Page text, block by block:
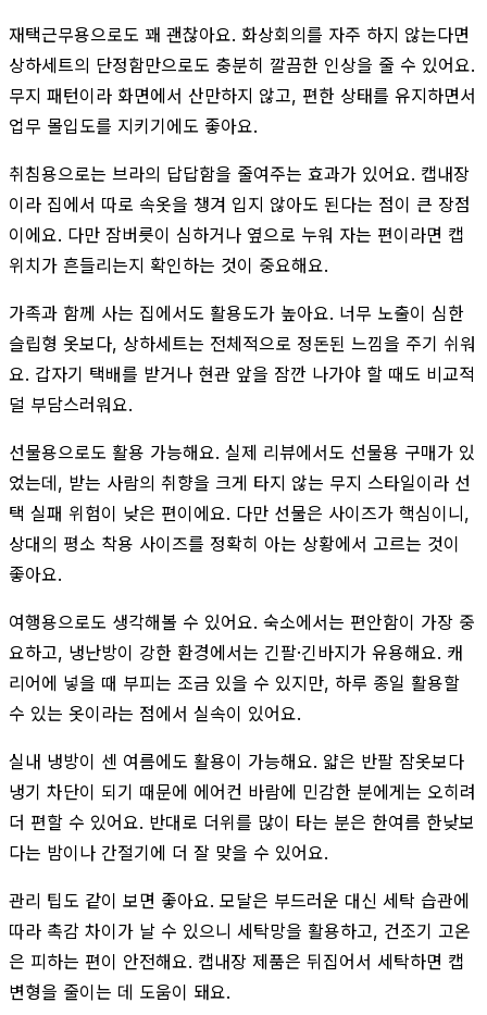
재택근무용으로도 꽤 괜찮아요. 화상회의를 자주 하지 않는다면
상하세트의 단정함만으로도 충분히 깔끔한 인상을 줄 수 있어요.
무지 패턴이라 화면에서 산만하지 않고, 편한 상태를 유지하면서
업무 몰입도를 지키기에도 좋아요.
취침용으로는 브라의 답답함을 줄여주는 효과가 있어요. 캡내장
이라 집에서 따로 속옷을 챙겨 입지 않아도 된다는 점이 큰 장점
이에요. 다만 잠버릇이 심하거나 옆으로 누워 자는 편이라면 캡
위치가 흔들리는지 확인하는 것이 중요해요.
가족과 함께 사는 집에서도 활용도가 높아요. 너무 노출이 심한
슬립형 옷보다, 상하세트는 전체적으로 정돈된 느낌을 주기 쉬워
요. 갑자기 택배를 받거나 현관 앞을 잠깐 나가야 할 때도 비교적
덜 부담스러워요.
선물용으로도 활용 가능해요. 실제 리뷰에서도 선물용 구매가 있
었는데, 받는 사람의 취향을 크게 타지 않는 무지 스타일이라 선
택 실패 위험이 낮은 편이에요. 다만 선물은 사이즈가 핵심이니,
상대의 평소 착용 사이즈를 정확히 아는 상황에서 고르는 것이
좋아요.
여행용으로도 생각해볼 수 있어요. 숙소에서는 편안함이 가장 중
요하고, 냉난방이 강한 환경에서는 긴팔·긴바지가 유용해요. 캐
리어에 넣을 때 부피는 조금 있을 수 있지만, 하루 종일 활용할
수 있는 옷이라는 점에서 실속이 있어요.
실내 냉방이 센 여름에도 활용이 가능해요. 얇은 반팔 잠옷보다
냉기 차단이 되기 때문에 에어컨 바람에 민감한 분에게는 오히려
더 편할 수 있어요. 반대로 더위를 많이 타는 분은 한여름 한낮보
다는 밤이나 간절기에 더 잘 맞을 수 있어요.
관리 팁도 같이 보면 좋아요. 모달은 부드러운 대신 세탁 습관에
따라 촉감 차이가 날 수 있으니 세탁망을 활용하고, 건조기 고온
은 피하는 편이 안전해요. 캡내장 제품은 뒤집어서 세탁하면 캡
변형을 줄이는 데 도움이 돼요.